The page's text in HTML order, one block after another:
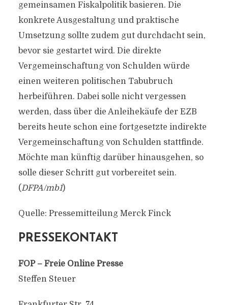
gemeinsamen Fiskalpolitik basieren. Die
konkrete Ausgestaltung und praktische
Umsetzung sollte zudem gut durchdacht sein,
bevor sie gestartet wird. Die direkte
Vergemeinschaftung von Schulden würde
einen weiteren politischen Tabubruch
herbeiführen. Dabei solle nicht vergessen
werden, dass über die Anleihekäufe der EZB
bereits heute schon eine fortgesetzte indirekte
Vergemeinschaftung von Schulden stattfinde.
Möchte man künftig darüber hinausgehen, so
solle dieser Schritt gut vorbereitet sein.
(DFPA/mb1)
Quelle: Pressemitteilung Merck Finck
PRESSEKONTAKT
FOP – Freie Online Presse
Steffen Steuer